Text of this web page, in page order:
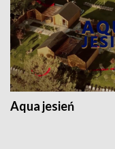
Aqua jesień